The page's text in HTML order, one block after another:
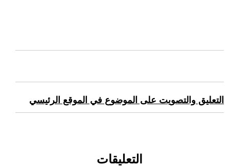
التعليق والتصويت على الموضوع في الموقع الرئيسي
التعليقات